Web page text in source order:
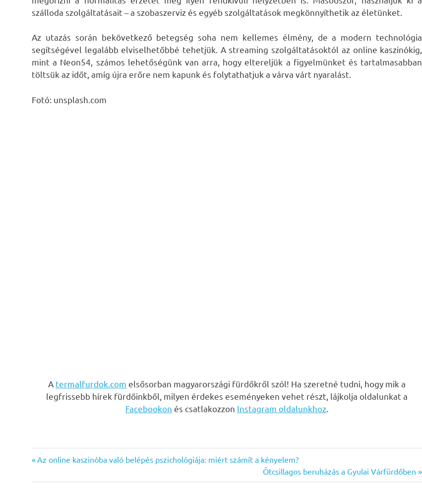
szálloda szolgáltatásait – a szobaszerviz és egyéb szolgáltatások megkönnyíthetik az életünket.
Az utazás során bekövetkező betegség soha nem kellemes élmény, de a modern technológia
segítségével legalább elviselhetőbbé tehetjük. A streaming szolgáltatásoktól az online kaszinókig,
mint a Neon54, számos lehetőségünk van arra, hogy eltereljük a figyelmünket és tartalmasabban
töltsük az időt, amíg újra erőre nem kapunk és folytathatjuk a várva várt nyaralást.
Fotó: unsplash.com
A termalfurdok.com elsősorban magyarországi fürdőkről szól! Ha szeretné tudni, hogy mik a
legfrissebb hírek fürdőinkből, milyen érdekes eseményeken vehet részt, lájkolja oldalunkat a
Facebookon és csatlakozzon Instagram oldalunkhoz
Bejegyzés
navigáció
Previous
Az online kaszinóba való belépés pszichológiája: miért számít a kényelem?
Next
Post:
Ötcsillagos beruházás a Gyulai Várfürdőben